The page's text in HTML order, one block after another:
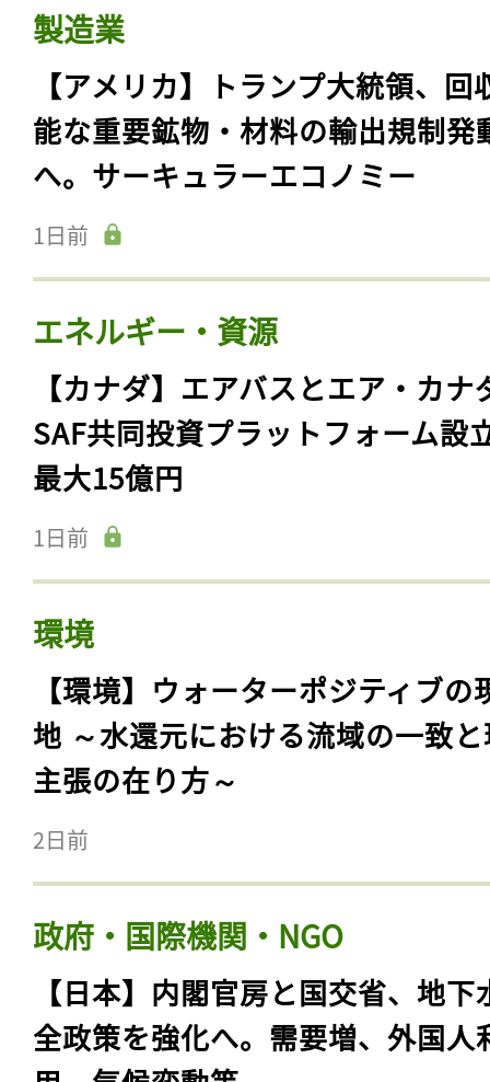
製造業
【アメリカ】トランプ大統領、回
能な重要鉱物・材料の輸出規制発
へ。サーキュラーエコノミー
1日前
エネルギー・資源
【カナダ】エアバスとエア・カナ
SAF共同投資プラットフォーム設
最大15億円
1日前
環境
【環境】ウォーターポジティブの
地 ～水還元における流域の一致
主張の在り方～
2日前
政府・国際機関・NGO
【日本】内閣官房と国交省、地下
全政策を強化へ。需要増、外国人